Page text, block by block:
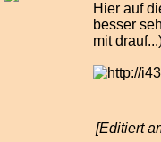
Hier auf
besser
mit
[Editiert